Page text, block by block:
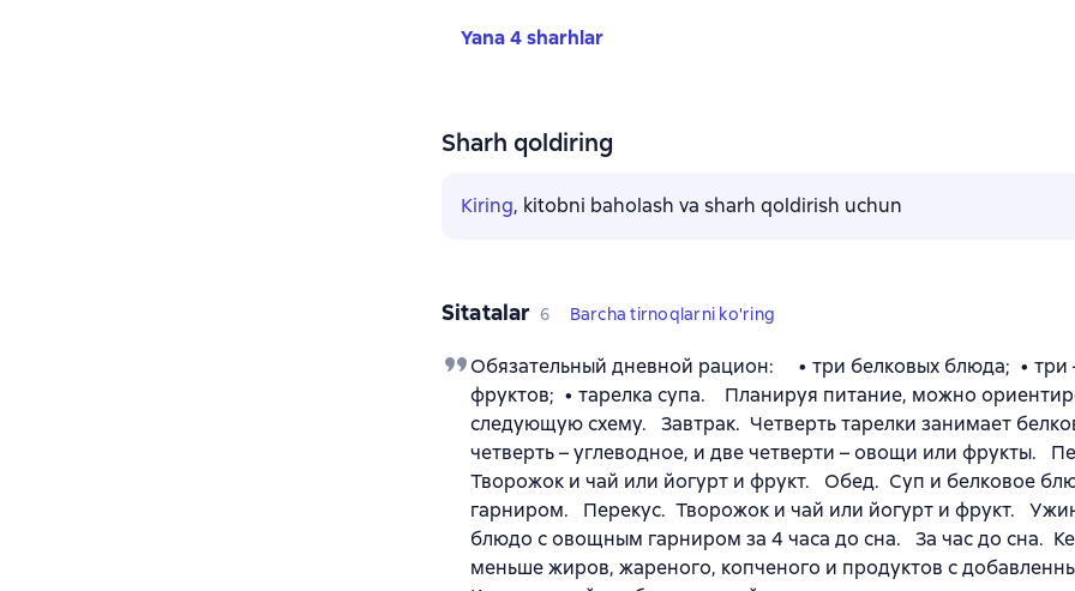
Yana 4 sharhlar
Sharh qoldiring
Kiring, kitobni baholash va sharh qoldirish uchun
Sitatalar 6 Barcha tirnoqlarni ko'ring
Обязательный дневной рацион: • три белковых блюда; • три
фруктов; • тарелка супа. Планируя питание, можно
следующую схему. Завтрак. Четверть тарелки занимает
четверть – углеводное, и две четверти – овощи или фрукты.
Творожок и чай или йогурт и фрукт. Обед. Суп и белковое
гарниром. Перекус. Творожок и чай или йогурт и фрукт.
блюдо с овощным гарниром за 4 часа до сна. За час до сна.
меньше жиров, жареного, копченого и продуктов с